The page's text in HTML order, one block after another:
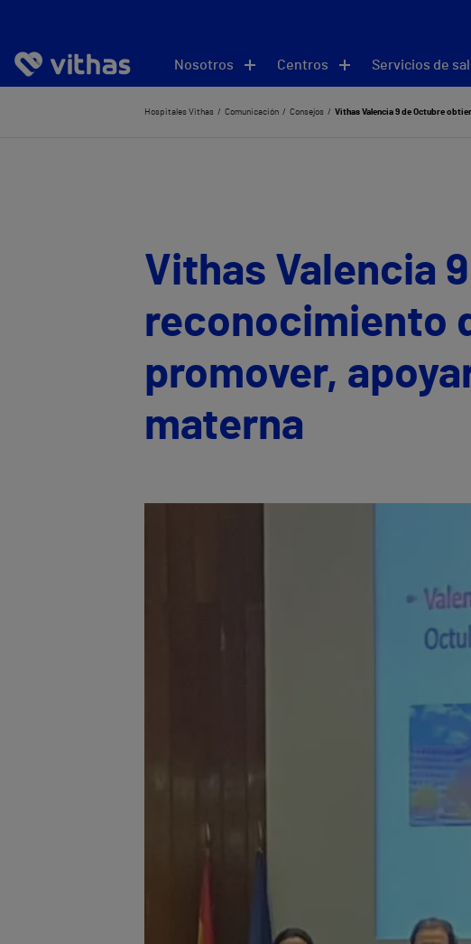
Nosotros Centros Servicios de
Hospitales Vithas Comunicación Consejos Vithas Valencia 9 de Octubre
Vithas Valencia
reconocimiento
promover,
materna